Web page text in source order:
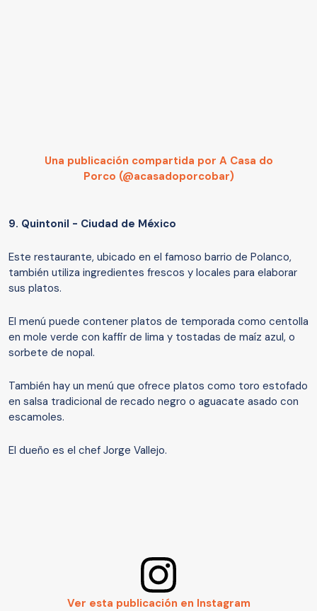
Una publicación compartida por A Casa do
Porco (@acasadoporcobar)
9. Quintonil - Ciudad de México
Este restaurante, ubicado en el famoso barrio de Polanco,
también utiliza ingredientes frescos y locales para elaborar
sus platos.
El menú puede contener platos de temporada como centolla
en mole verde con kaffir de lima y tostadas de maíz azul, o
sorbete de nopal.
También hay un menú que ofrece platos como toro estofado
en salsa tradicional de recado negro o aguacate asado con
escamoles.
El dueño es el chef Jorge Vallejo.
Ver esta publicación en Instagram